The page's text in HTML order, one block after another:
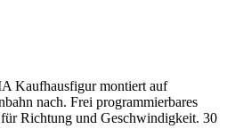
montiert auf
nach. Frei programmierbares
Richtung und Geschwindigkeit. 30